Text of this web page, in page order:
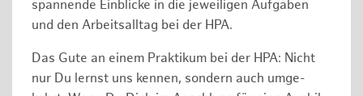
span­nen­de Ein­bli­cke in die jeweiligen Aufgaben
und den Ar­beits­all­tag bei der HPA.
Das Gute an einem Praktikum bei der HPA: Nicht
nur Du lernst uns ken­nen, son­dern auch um­ge­